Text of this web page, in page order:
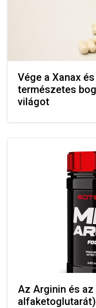
Vége a Xanax
természetes
világot
Az Arginin és az